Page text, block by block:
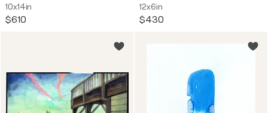
10x14in
$610
12x6in
$430